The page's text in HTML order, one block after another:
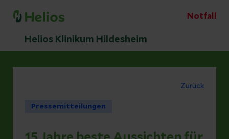
Notfall
Helios Klinikum Hildesheim
Zurück
Pressemitteilungen